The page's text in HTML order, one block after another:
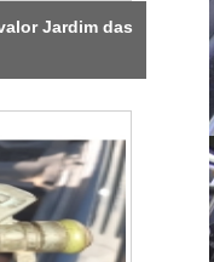
Jardim das